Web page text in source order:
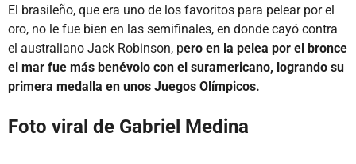
El brasileño, que era uno de los favoritos para pelear por el
oro, no le fue bien en las semifinales, en donde cayó contra
el australiano Jack Robinson, pero en la pelea por el bronce
el mar fue más benévolo con el suramericano, logrando su
primera medalla en unos Juegos Olímpicos.
Foto viral de Gabriel Medina